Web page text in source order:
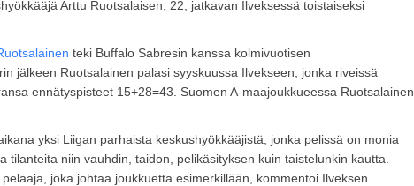
Arttu Ruotsalaisen, 22, jatkavan Ilveksessä toistaiseksi
teki Buffalo Sabresin kanssa kolmivuotisen
jälkeen Ruotsalainen palasi syyskuussa Ilvekseen, jonka riveissä
ennätyspisteet 15+28=43. Suomen A-maajoukkueessa Ruotsalainen
yksi Liigan parhaista keskushyökkääjistä, jonka pelissä on monia
niin vauhdin, taidon, pelikäsityksen kuin taistelunkin kautta.
joka johtaa joukkuetta esimerkillään, kommentoi Ilveksen